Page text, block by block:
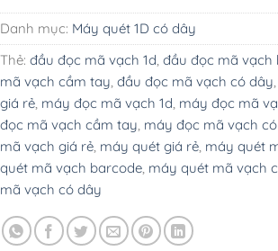
Danh mục: Máy quét 1D có dây
Thẻ: đầu đọc mã vạch 1d đầu đọc mã vạch
mã vạch cầm tay đầu đọc mã vạch có dây
giá rẻ máy đọc mã vạch 1d máy đọc mã
đọc mã vạch cầm tay máy đọc mã vạch
mã vạch giá rẻ máy quét giá rẻ máy quét
quét mã vạch barcode máy quét mã vạch
mã vạch có dây